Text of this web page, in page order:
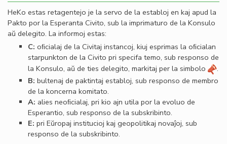
HeKo estas retagentejo je la servo de la establoj en kaj apud la
Pakto por la Esperanta Civito, sub la imprimaturo de la Konsulo
aŭ delegito. La informoj estas:
C: oﬁcialaj de la Civitaj instancoj, kiuj esprimas la oﬁcialan
starpunkton de la Civito pri specifa temo, sub responso de
la Konsulo, aŭ de ties delegito, markitaj per la simbolo
.
B: bultenaj de paktintaj establoj, sub responso de membro
de la koncerna komitato.
A: alies neoﬁcialaj, pri kio ajn utila por la evoluo de
Esperantio, sub responso de la subskribinto.
E: pri Eŭropaj institucioj kaj geopolitikaj novaĵoj, sub
responso de la subskribinto.